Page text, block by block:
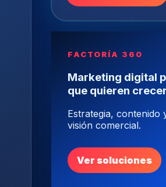
FACTORÍA 360
Marketing digital
que quieren crecer
Estrategia, contenido
visión comercial.
Ver soluciones